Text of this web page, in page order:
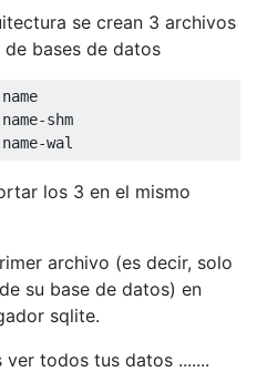
se crean 3 archivos
bases de datos
name
name-shm
name
los 3 en el mismo
archivo (es decir, solo
su base de datos) en
sqlite.
ver todos tus datos .......